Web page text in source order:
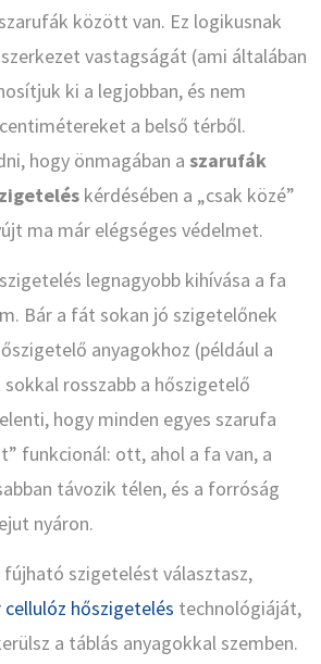
között van. Ez logikusnak
vastagságát (ami általában
ki a legjobban, és nem
a belső térből.
hogy önmagában a szarufák
kérdésében a „csak közé”
ma már elégséges védelmet.
legnagyobb kihívása a fa
Bár a fát sokan jó szigetelőnek
anyagokhoz (például a
rosszabb a hőszigetelő
hogy minden egyes szarufa
funkcionál: ott, ahol a fa van, a
távozik télen, és a forróság
nyáron.
fújható szigetelést választasz,
hőszigetelés technológiáját,
a táblás anyagokkal szemben.